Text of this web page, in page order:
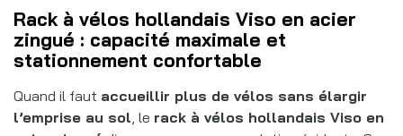
Rack à vélos hollandais Viso en acier
zingué : capacité maximale et
stationnement confortable
Quand il faut accueillir plus de vélos sans élargir
l’emprise au sol , le rack à vélos hollandais Viso en